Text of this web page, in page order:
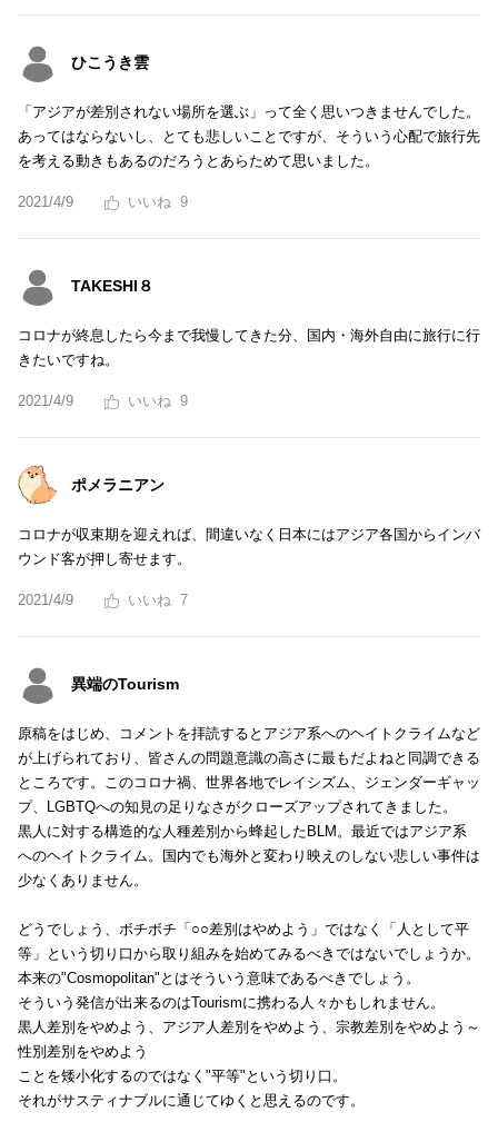
ひこうき雲
「アジアが差別されない場所を選ぶ」って全く思いつきませんでした。
あってはならないし、とても悲しいことですが、そういう心配で旅行先
を考える動きもあるのだろうとあらためて思いました。
2021/4/9 9
TAKESHI８
コロナが終息したら今まで我慢してきた分、国内・海外自由に旅行に行
きたいですね。
2021/4/9 9
ポメラニアン
コロナが収束期を迎えれば、間違いなく日本にはアジア各国からインバ
ウンド客が押し寄せます。
2021/4/9 7
異端のTourism
原稿をはじめ、コメントを拝読するとアジア系へのヘイトクライムなど
が上げられており、皆さんの問題意識の高さに最もだよねと同調できる
ところです。このコロナ禍、世界各地でレイシズム、ジェンダーギャッ
プ、LGBTQへの知見の足りなさがクローズアップされてきました。
黒人に対する構造的な人種差別から蜂起したBLM。最近ではアジア系
へのヘイトクライム。国内でも海外と変わり映えのしない悲しい事件は
少なくありません。
どうでしょう、ボチボチ「○○差別はやめよう」ではなく「人として平
等」という切り口から取り組みを始めてみるべきではないでしょうか。
本来の"Cosmopolitan"とはそういう意味であるべきでしょう。
そういう発信が出来るのはTourismに携わる人々かもしれません。
黒人差別をやめよう、アジア人差別をやめよう、宗教差別をやめよう～
性別差別をやめよう
ことを矮小化するのではなく"平等"という切り口。
それがサスティナブルに通じてゆくと思えるのです。